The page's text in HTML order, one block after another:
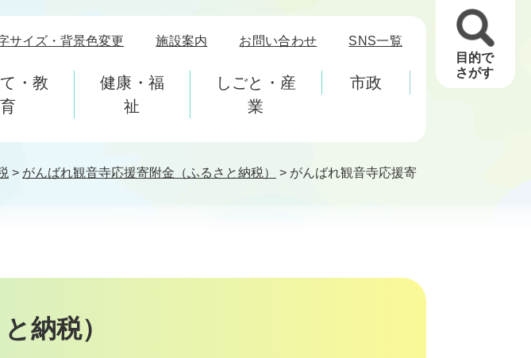
サイズ・背景色変更 施設案内 お問い合わせ SNS一覧
・教
育
健康・福
祉
しごと・産
業
市政
目的で
さがす
> がんばれ観音寺応援寄附金（ふるさと納税） > がんばれ観音寺応援寄
納税）